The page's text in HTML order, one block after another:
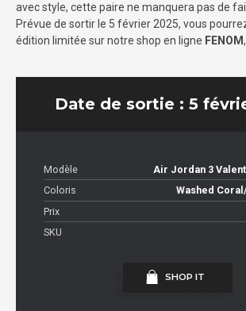
avec style, cette paire ne manquera pas de
Prévue de sortir le 5 février 2025, vous
édition limitée sur notre shop en ligne FENOM
Date de sortie : 5
Modèle
Air Jordan 3
Coloris
Washed
Prix
SKU
SHOP IT